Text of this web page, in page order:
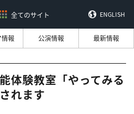
全てのサイト ENGLISH
報 公演情報 最新情報
体験教室「やってみる
れます